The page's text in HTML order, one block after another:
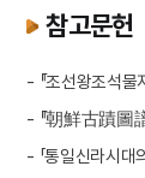
참고문헌
- 『조선왕조석물
- 『朝鮮古蹟圖
- 「통일신라시대